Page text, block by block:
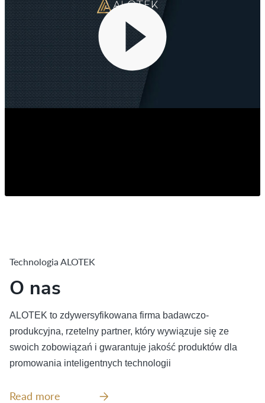
Play
Technologia ALOTEK
O nas
ALOTEK to zdywersyfikowana firma badawczo-
produkcyjna, rzetelny partner, który wywiązuje się ze
swoich zobowiązań i gwarantuje jakość produktów dla
promowania inteligentnych technologii
Read more